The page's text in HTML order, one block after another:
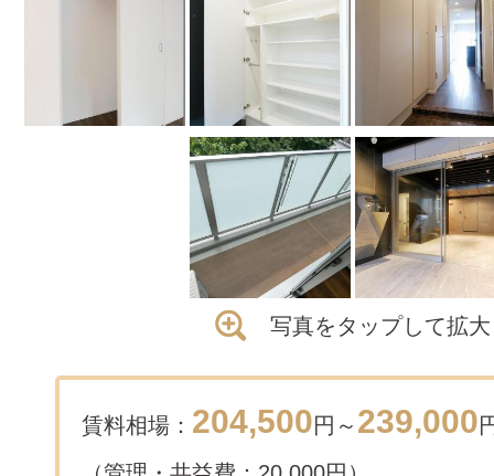
写真をタップして拡大
賃料相場： 204,500円～ 239,000